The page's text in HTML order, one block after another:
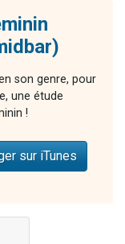
son genre, pour
une étude
!
sur iTunes